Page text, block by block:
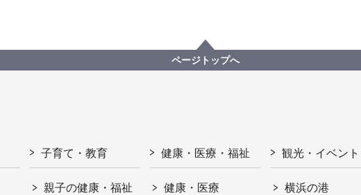
ページトップへ
子育て・教育
親子の健康・福祉
健康・医療・福祉
健康・医療
観光・イベント
横浜の港